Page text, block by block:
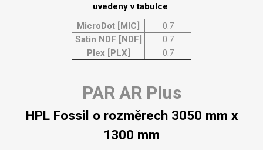
uvedeny v tabulce
MicroDot [MIC]
0.7
Satin NDF [NDF]
0.7
Plex [PLX]
0.7
PAR AR Plus
HPL Fossil o rozměrech 3050 mm x
1300 mm